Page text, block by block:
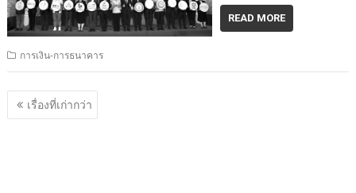
READ MORE
การเงิน-การธนาคาร
แนะแนว
เรื่อง
เรื่องที่เก่ากว่า